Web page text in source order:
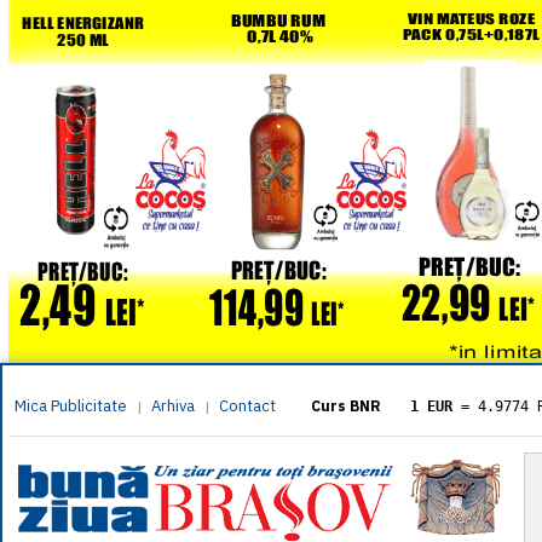
Mica Publicitate | Arhiva | Contact Curs BNR 1 EUR = 4.9774
= 5.8304
1 XAU= 464.4611
1 AED= 1.1933
1 AUD= 2.7957
1 BGN= 2.5449